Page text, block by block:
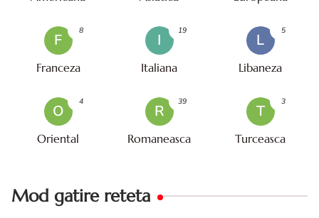
F
Franceza
8
I
Italiana
19
L
Libaneza
5
O
Oriental
4
R
Romaneasca
39
T
Turceasca
3
Mod gatire reteta